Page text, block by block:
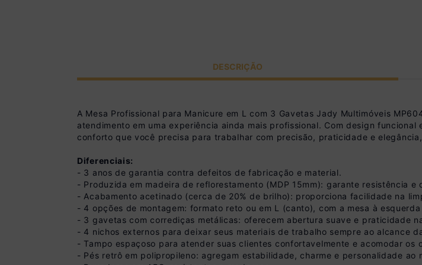
DESCRIÇÃO
A Mesa Profissional para Manicure em L com 3 Gavetas Jady Multimóveis
atendimento em uma experiência ainda mais profissional. Com design
conforto que você precisa para trabalhar com precisão, praticidade e
Diferenciais:
- 3 anos de garantia contra defeitos de fabricação e material.
- Produzida em madeira de reflorestamento (MDP 15mm): garante resistência e
- Acabamento acetinado (cerca de 20% de brilho): proporciona facilidade na
- 4 opções de montagem: formato reto ou em L (canto), com a mesa à
- 3 gavetas com corrediças metálicas: oferecem abertura suave e praticidade
- 4 nichos externos para deixar seus materiais de trabalho sempre ao alcance
- Tampo espaçoso para atender suas clientes confortavelmente e acomodar os
- Pés retrô em polipropileno: agregam estabilidade, charme e personalidade ao